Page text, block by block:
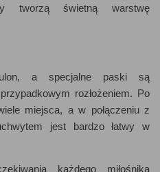
tworzą świetną warstwę
a specjalne paski są
rozłożeniem. Po
miejsca, a w połączeniu z
jest bardzo łatwy w
każdego miłośnika